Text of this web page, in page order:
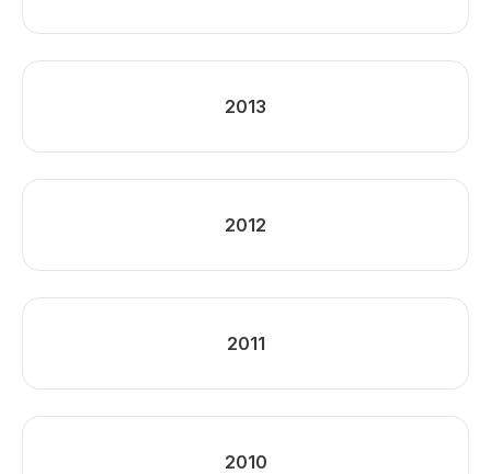
2013
2012
2011
2010